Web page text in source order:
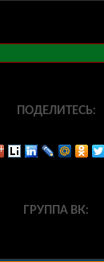
ПОДЕЛИТЕСЬ:
ГРУППА ВК: